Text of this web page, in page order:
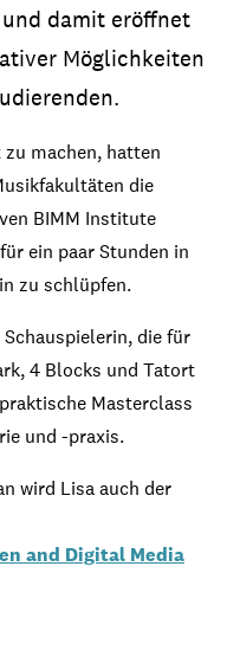
und damit eröffnet
Möglichkeiten
ierenden.
zu machen, hatten
die
BIMM Institute
fürein paarStunden in
zu schlüpfen.
Schauspielerin, die für
4 Blocks und Tatort
praktische Masterclass
und -praxis.
wird Lisaauch der
and Digital Media